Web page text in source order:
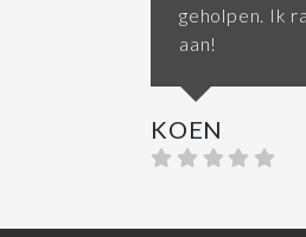
geholpen. Ik
aan!
KOEN